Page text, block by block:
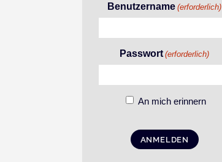
Benutzername (erforderlich)
Passwort (erforderlich)
An mich erinnern